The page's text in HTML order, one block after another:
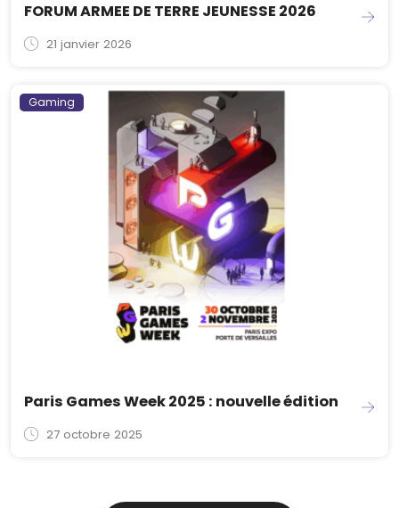
FORUM ARMEE DE TERRE JEUNESSE 2026
21 janvier 2026
Gaming
Paris Games Week 2025 : nouvelle édition
27 octobre 2025